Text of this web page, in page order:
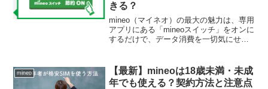
きる？
mineo（マイネオ）の最大の魅力は、専用
アプリにある「mineoスイッチ」をオンに
するだけで、データ消費を一切気にせず
約できるため、月末の速度制限に怯える
必要はもうあ...
mineo
【最新】mineoは18歳未満・未成
年でも使える？契約方法と注意点